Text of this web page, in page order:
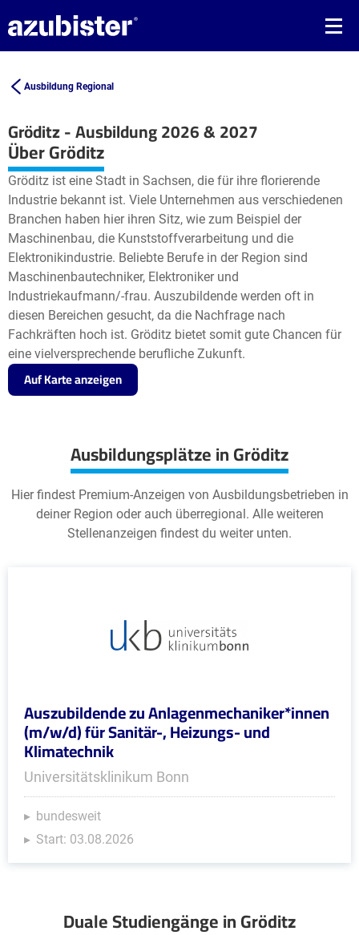
Ausbildung Regional
Gröditz - Ausbildung 2026 & 2027
+
−
Leaflet | ©OpenStreetMap2
Über Gröditz
Gröditz ist eine Stadt in Sachsen, die für ihre florierende
Industrie bekannt ist. Viele Unternehmen aus verschiedenen
Branchen haben hier ihren Sitz, wie zum Beispiel der
Maschinenbau, die Kunststoffverarbeitung und die
Elektronikindustrie. Beliebte Berufe in der Region sind
Maschinenbautechniker, Elektroniker und
Industriekaufmann/-frau. Auszubildende werden oft in
diesen Bereichen gesucht, da die Nachfrage nach
Fachkräften hoch ist. Gröditz bietet somit gute Chancen für
eine vielversprechende berufliche Zukunft.
Auf Karte anzeigen
Ausbildungsplätze in Gröditz
Hier findest Premium-Anzeigen von Ausbildungsbetrieben in
deiner Region oder auch überregional. Alle weiteren
Stellenanzeigen findest du weiter unten.
Auszubildende zu Anlagenmechaniker*innen
(m/w/d) für Sanitär-, Heizungs- und
Klimatechnik
Universitätsklinikum Bonn
bundesweit
Start: 03.08.2026
Duale Studiengänge in Gröditz